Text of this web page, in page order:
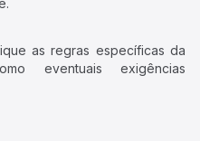
as regras específicas da
eventuais exigências